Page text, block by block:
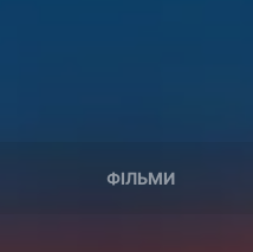
ФІЛЬМИ